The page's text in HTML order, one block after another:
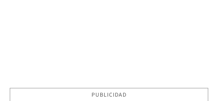
PUBLICIDAD